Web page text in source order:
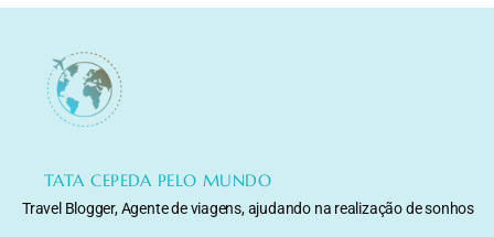
TATA CEPEDA PELO MUNDO
Travel Blogger, Agente de viagens, ajudando na realização de sonhos